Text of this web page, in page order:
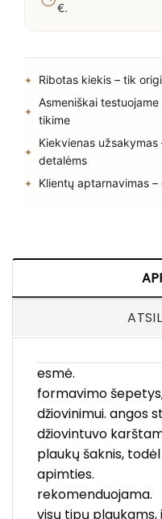
€.
Ribotas kiekis – tik
Asmeniškai
tikime
Kiekvienas
detalėms
Klientų aptarnavimas
esmė.
formavimo
džiovinimui. angos
džiovintuvo
plaukų šaknis,
apimties.
rekomenduojama.
visų tipų plaukams,